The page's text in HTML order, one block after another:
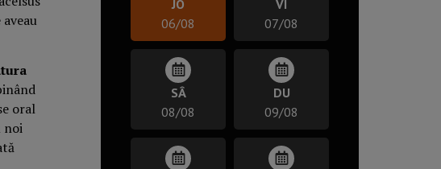
oral
noi
JO
06/08
VI
07/08
SÂ
08/08
DU
09/08